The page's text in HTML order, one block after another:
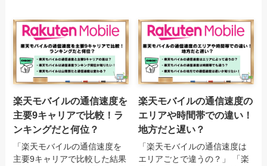
楽天モバイルの通信速度を
主要9キャリアで比較！ラ
ンキングだと何位？
「楽天モバイルの通信速度を
主要9キャリアで比較した結果
楽天モバイルの通信速度の
エリアや時間帯での違い！
地方だと遅い？
「楽天モバイルの通信速度は
エリアごとで違うの？」 「楽